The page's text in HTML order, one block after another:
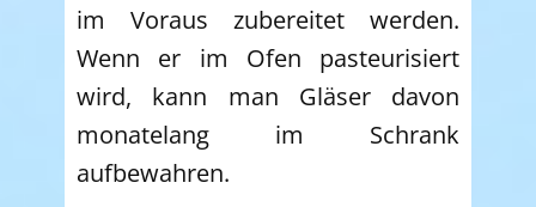
im Voraus zubereitet werden.
Wenn er im Ofen pasteurisiert
wird, kann man Gläser davon
monatelang im Schrank
aufbewahren.